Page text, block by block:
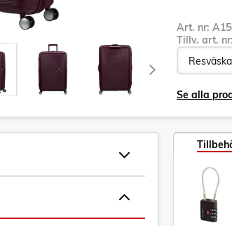
Art. nr:
Tillv. art.
Se alla